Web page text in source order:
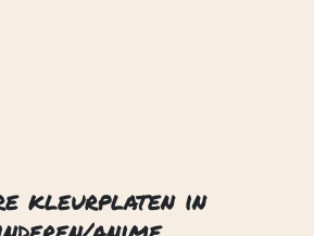
door